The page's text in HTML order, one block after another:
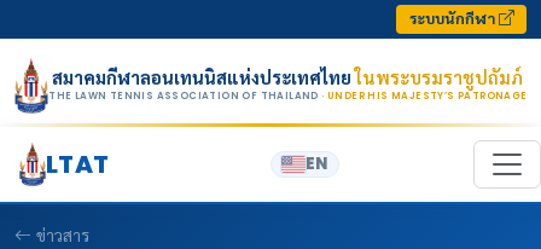
ระบบนักกีฬา
สมาคมกีฬาลอนเทนนิสแห่งประเทศไทยในพระบรมราชูปถัมภ์
THE LAWN TENNIS ASSOCIATION OF THAILAND · UNDER HIS MAJESTY’S PATRONAGE
LTAT EN
ข่าวสาร